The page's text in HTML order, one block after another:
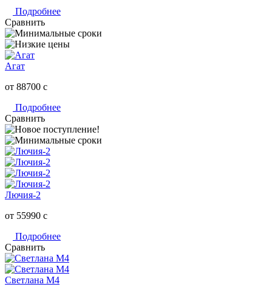
Подробнее
Сравнить
Агат
от 88700 c
Подробнее
Сравнить
Лючия-2
от 55990 c
Подробнее
Сравнить
Светлана M4